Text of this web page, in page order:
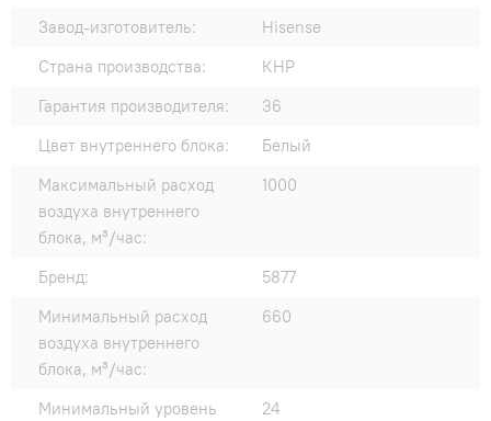
Завод-изготовитель:
Hisense
Страна производства:
КНР
Гарантия производителя:
36
Цвет внутреннего блока:
Белый
Максимальный расход
воздуха внутреннего
блока, м³/час:
1000
Бренд:
5877
Минимальный расход
воздуха внутреннего
блока, м³/час:
660
Минимальный уровень
24